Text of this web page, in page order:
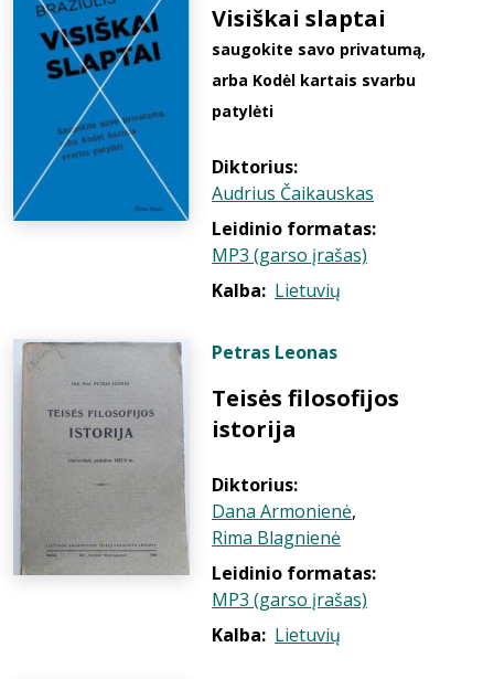
Visiškai slaptai
saugokite savo privatumą,
arba Kodėl kartais svarbu
patylėti
Diktorius:
Audrius Čaikauskas
Leidinio formatas:
MP3 (garso įrašas)
Kalba: Lietuvių
Petras Leonas
Teisės filosofijos
istorija
Diktorius:
Dana Armonienė,
Rima Blagnienė
Leidinio formatas:
MP3 (garso įrašas)
Kalba: Lietuvių